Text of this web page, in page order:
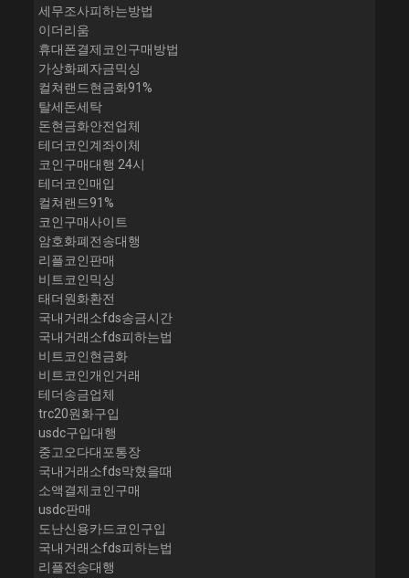
세무조사피하는방법
이더리움
휴대폰결제코인구매방법
가상화폐자금믹싱
컬쳐랜드현금화91%
탈세돈세탁
돈현금화안전업체
테더코인계좌이체
코인구매대행 24시
테더코인매입
컬쳐랜드91%
코인구매사이트
암호화폐전송대행
리플코인판매
비트코인믹싱
태더원화환전
국내거래소fds송금시간
국내거래소fds피하는법
비트코인현금화
비트코인개인거래
테더송금업체
trc20원화구입
usdc구입대행
중고오다대포통장
국내거래소fds막혔을때
소액결제코인구매
usdc판매
도난신용카드코인구입
국내거래소fds피하는법
리플전송대행